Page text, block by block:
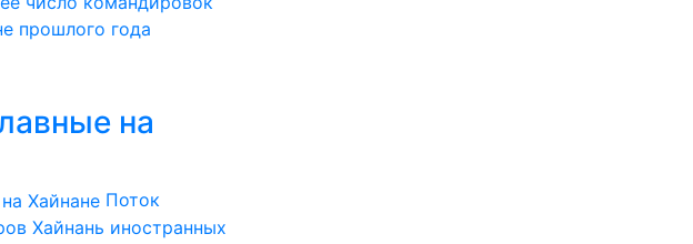
прошлого года
на
Поток
Хайнань иностранных